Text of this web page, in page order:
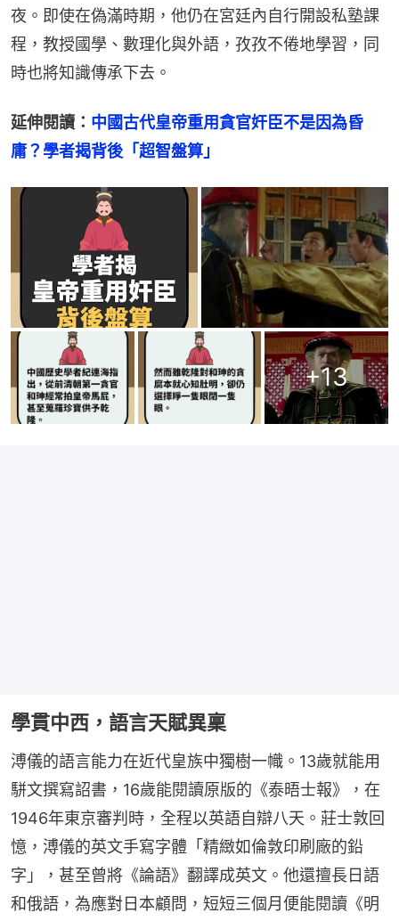
夜。即使在偽滿時期，他仍在宮廷內自行開設私塾課
程，教授國學、數理化與外語，孜孜不倦地學習，同
時也將知識傳承下去。
延伸閱讀： 中國古代皇帝重用貪官奸臣不是因為昏
庸？學者揭背後「超智盤算」
+13
學貫中西，語言天賦異稟
溥儀的語言能力在近代皇族中獨樹一幟。13歲就能用
駢文撰寫詔書，16歲能閱讀原版的《泰晤士報》，在
1946年東京審判時，全程以英語自辯八天。莊士敦回
憶，溥儀的英文手寫字體「精緻如倫敦印刷廠的鉛
字」，甚至曾將《論語》翻譯成英文。他還擅長日語
和俄語，為應對日本顧問，短短三個月便能閱讀《明